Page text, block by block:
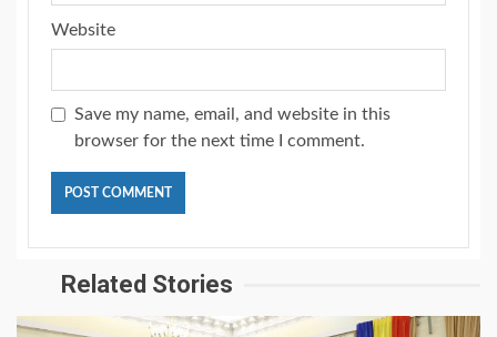
Website
Save my name, email, and website in this
browser for the next time I comment.
Related Stories